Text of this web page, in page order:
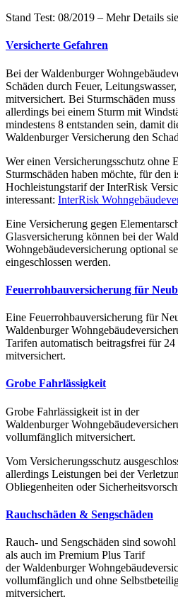
Stand Test: 08/2019 – Mehr Details
Versicherte Gefahren
Bei der Waldenburger
Schäden durch Feuer,
mitversichert. Bei Sturmschäden muss
allerdings bei einem Sturm mit
mindestens 8 entstanden sein, damit
Waldenburger Versicherung den
Wer einen Versicherungsschutz ohne
Sturmschäden haben möchte, für den
Hochleistungstarif der InterRisk
interessant: InterRisk
Eine Versicherung gegen
Glasversicherung können bei der
Wohngebäudeversicherung optional
eingeschlossen werden.
Feuerrohbauversicherung für
Eine Feuerrohbauversicherung für
Waldenburger
Tarifen automatisch beitragsfrei für
mitversichert.
Grobe Fahrlässigkeit
Grobe Fahrlässigkeit ist in der
Waldenburger
vollumfänglich mitversichert.
Vom Versicherungsschutz
allerdings Leistungen bei der
Obliegenheiten oder
Rauchschäden & Sengschäden
Rauch- und Sengschäden sind
als auch im Premium Plus Tarif
der Waldenburger
vollumfänglich und ohne
mitversichert.